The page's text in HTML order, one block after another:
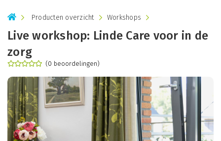
Producten overzicht Workshops
Live workshop: Linde Care voor in de
zorg
(0 beoordelingen)